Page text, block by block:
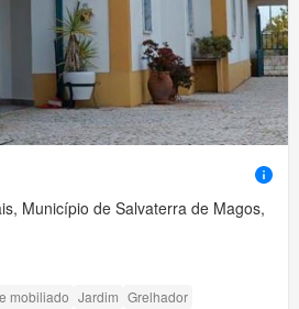
Município de Salvaterra de Magos,
mobiliado Jardim Grelhador